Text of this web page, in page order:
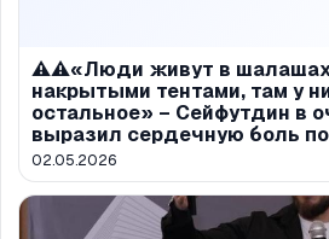
⚠️⚠️«Люди живут в
накрытыми тентами, там у
остальное» – Сейфутдин в
выразил сердечную боль
02.05.2026